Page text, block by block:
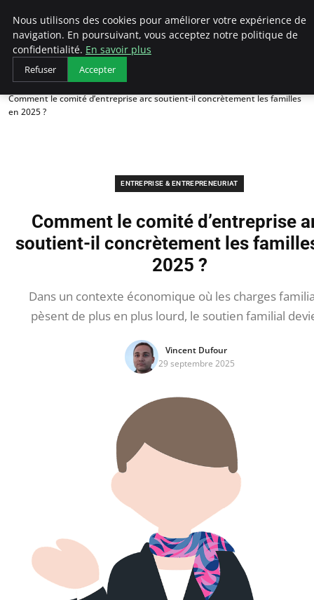
LECFCM
Accueil
Entreprise & Entrepreneuriat
Comment le comité d’entreprise arc soutient-il concrètement les familles
en 2025 ?
ENTREPRISE & ENTREPRENEURIAT
Comment le comité d’entreprise
soutient-il concrètement les
2025 ?
Dans un contexte économique où les charges
pèsent de plus en plus lourd, le soutien familial
Vincent Dufour
29 septembre 2025
Nous utilisons des cookies pour améliorer votre expérience de
navigation. En poursuivant, vous acceptez notre politique de
confidentialité. En savoir plus
Refuser Accepter